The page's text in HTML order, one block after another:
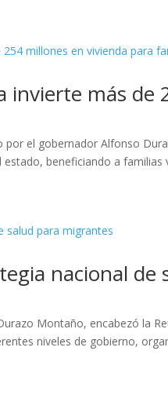
invierte más
por el gobernador Alfonso
beneficiando a familias
nacional
Montaño, encabezó la
niveles de gobierno,